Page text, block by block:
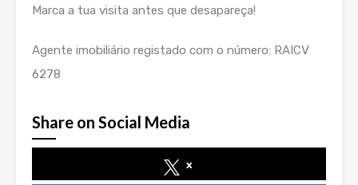
Marca a tua visita antes que desapareça!
Agente imobiliário registado com o número: RAICV
6278
Share on Social Media
x